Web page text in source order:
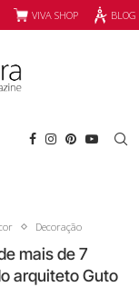
VIVA SHOP
Decoração
mais de 7
arquiteto Guto